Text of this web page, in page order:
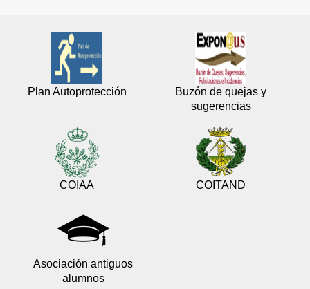
Plan Autoprotección
Buzón de quejas y
sugerencias
COIAA COITAND
Asociación antiguos
alumnos